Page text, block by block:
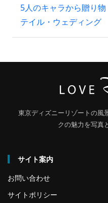
5人のキャラから贈り
テイル・ウェディング
東京ディズニーリゾートの風
クの魅力を写真
サイト案内
お問い合わせ
サイトポリシー